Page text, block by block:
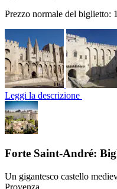
Prezzo normale del biglietto:
Leggi la descrizione
Forte Saint-André:
Un gigantesco castello
Provenza